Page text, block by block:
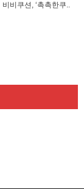
비비쿠션, ‘촉촉한쿠..